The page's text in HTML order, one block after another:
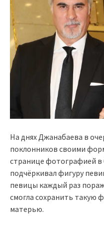
На днях Джанабаева в
поклонников своими
странице фотографией
подчёркивал фигуру
певицы каждый раз
смогла сохранить такую
матерью.